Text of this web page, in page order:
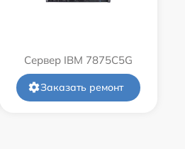
Сервер IBM 7875C5G
Заказать ремонт